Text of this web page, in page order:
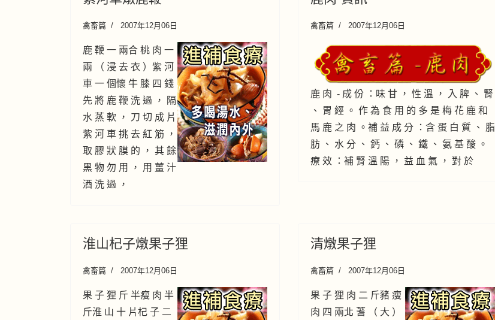
禽畜篇 2007年12月06日
鹿 鞭 一 兩合 桃 肉 一
兩 （ 浸 去 衣 ）紫 河
車 一 個懷 牛 膝 四 錢
先 將 鹿 鞭 洗 過 ， 隔
水 蒸 軟 ， 刀 切 成 片
紫 河 車 挑 去 紅 筋 ，
取 膠 狀 膜 的 ， 其 餘
黑 物 勿 用 ， 用 薑 汁
酒 洗 過 ，
禽畜篇 2007年12月06日
鹿 肉 - 成 份 ：味 甘 ， 性 溫 ， 入 脾 、 腎
、 胃 經 。 作 為 食 用 的 多 是 梅 花 鹿 和
馬 鹿 之 肉 。補 益 成 分 ：含 蛋 白 質 、 脂
肪 、 水 分 、 鈣 、 磷 、 鐵 、 氨 基 酸 。
療 效 ：補 腎 溫 陽 ， 益 血 氣 ， 對 於
淮山杞子燉果子狸
禽畜篇 2007年12月06日
果 子 狸 斤 半瘦 肉 半
斤淮 山 十 片杞 子 二
清燉果子狸
禽畜篇 2007年12月06日
果 子 狸 肉 二 斤豬 瘦
肉 四 兩北 蓍 （ 大 ）